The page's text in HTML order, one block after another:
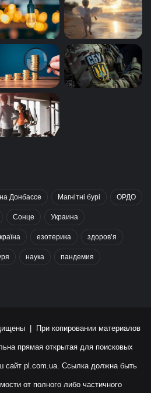
Донбассе Магнітні бурі ОРДО
Сонце Украина
езотерика здоров’я
наука пандемия
| При копировании материалов
прямая открытая для поисковых
сайт pl.com.ua. Ссылка должна быть
от полного либо частичного